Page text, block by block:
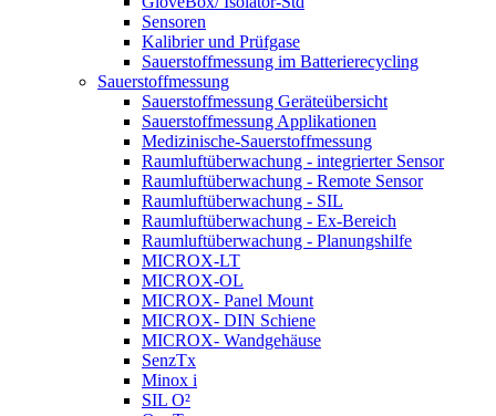
Sensoren
Kalibrier und Prüfgase
Sauerstoffmessung im Batterierecycling
Sauerstoffmessung
Sauerstoffmessung Geräteübersicht
Sauerstoffmessung Applikationen
Medizinische-Sauerstoffmessung
Raumluftüberwachung - integrierter Sensor
Raumluftüberwachung - Remote Sensor
Raumluftüberwachung - SIL
Raumluftüberwachung - Ex-Bereich
Raumluftüberwachung - Planungshilfe
MICROX-LT
MICROX-OL
MICROX- Panel Mount
MICROX- DIN Schiene
MICROX- Wandgehäuse
SenzTx
Minox i
SIL O²